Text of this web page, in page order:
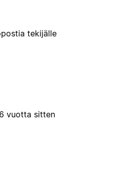
tekijälle
vuotta sitten